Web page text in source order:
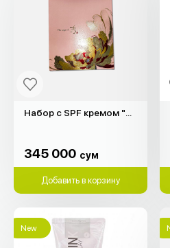
345 000 сум
Добавить в корзину
New